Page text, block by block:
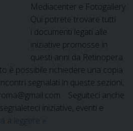
Mediacenter e Fotogallery.
Qui potrete trovare tutti
i documenti legati alle
iniziative promosse in
questi anni da Retinopera
è possibile richiedere una copia
segnalati in queste sezioni,
Seguiteci anche
iniziative, eventi e
a leggere Da
»